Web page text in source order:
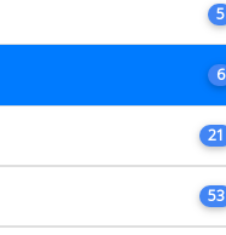
5
6
21
53